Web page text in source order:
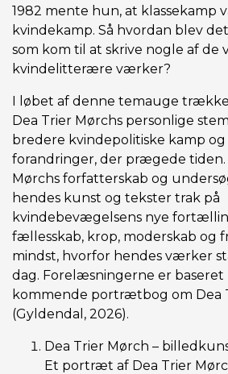
1982 mente hun, at klassekamp
kvindekamp. Så hvordan blev
som kom til at skrive nogle af de
kvindelitterære værker?
I løbet af denne temauge
Dea Trier Mørchs personlige
bredere kvindepolitiske kamp og
forandringer, der prægede tiden.
Mørchs forfatterskab og
hendes kunst og tekster trak på
kvindebevægelsens nye
fællesskab, krop, moderskab og
mindst, hvorfor hendes værker
dag. Forelæsningerne er baseret
kommende portrætbog om Dea
(Gyldendal, 2026).
Dea Trier Mørch –
Et portræt af Dea Trier